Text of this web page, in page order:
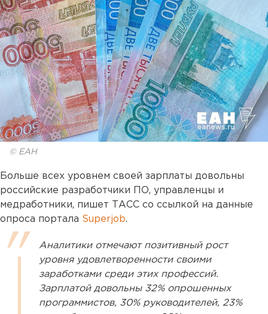
© ЕАН
Больше всех уровнем своей зарплаты довольны
российские разработчики ПО, управленцы и
медработники, пишет ТАСС со ссылкой на данные
опроса портала Superjob.
Аналитики отмечают позитивный рост
уровня удовлетворенности своими
заработками среди этих профессий.
Зарплатой довольны 32% опрошенных
программистов, 30% руководителей, 23%